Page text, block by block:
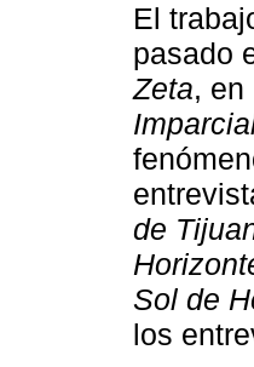
El
pasado
Zeta, en
de
Sol de
los